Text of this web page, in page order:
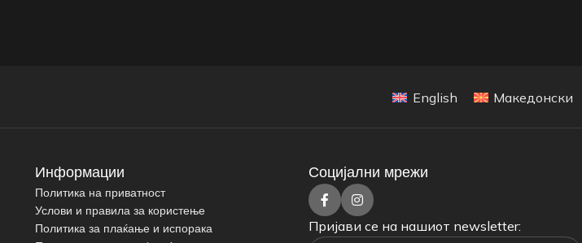
English Македонски
Информации
Политика на приватност
Услови и правила за користење
Политика за плаќање и испорака
Социјални мрежи
Пријави се на нашиот newsletter: